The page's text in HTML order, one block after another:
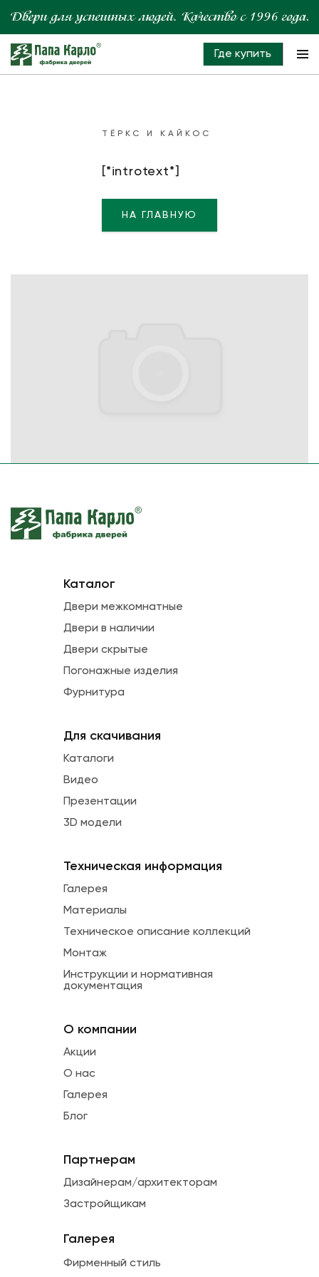
Где купить
ТЁРКС И КАЙКОС
[*introtext*]
НА ГЛАВНУЮ
Каталог
Двери межкомнатные
Двери в наличии
Двери скрытые
Погонажные изделия
Фурнитура
Для скачивания
Каталоги
Видео
Презентации
3D модели
Техническая информация
Галерея
Материалы
Техническое описание коллекций
Монтаж
Инструкции и нормативная
документация
О компании
Акции
О нас
Галерея
Блог
Партнерам
Дизайнерам/архитекторам
Застройщикам
Галерея
Фирменный стиль